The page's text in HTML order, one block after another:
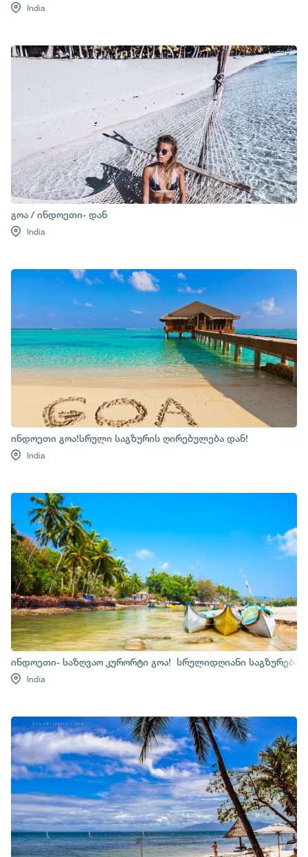
India
გოა / ინდოეთი- დან
India
ინდოეთი გოა!სრული საგზურის ღირებულება დან!
India
ინდოეთი- საზღვაო კურორტი გოა! სრულიდღიანი საგზურები
India